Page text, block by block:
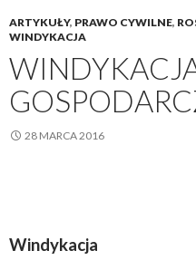
ARTYKUŁY, PRAWO CYWILNE,
WINDYKACJA
28 MARCA 2016
Windykacja